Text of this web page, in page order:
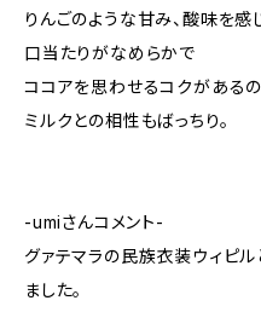
りんごのような甘み、酸味を感
口当たりがなめらかで
ココアを思わせるコクがあるの
ミルクとの相性もばっちり。
-umiさんコメント-
グァテマラの民族衣装ウィピ
ました。